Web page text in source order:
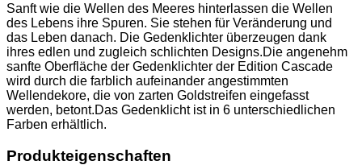
Sanft wie die Wellen des Meeres hinterlassen die Wellen
des Lebens ihre Spuren. Sie stehen für Veränderung und
das Leben danach. Die Gedenklichter überzeugen dank
ihres edlen und zugleich schlichten Designs.Die angenehm
sanfte Oberfläche der Gedenklichter der Edition Cascade
wird durch die farblich aufeinander angestimmten
Wellendekore, die von zarten Goldstreifen eingefasst
werden, betont.Das Gedenklicht ist in 6 unterschiedlichen
Farben erhältlich.
Produkteigenschaften